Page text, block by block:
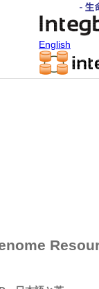
English